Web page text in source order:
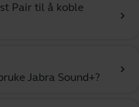
Pair til å koble
chevron_right
Jabra Sound+?
chevron_right